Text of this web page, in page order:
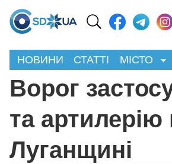
НОВИНИ СТАТТІ МІСТО
Ворог
та артилерію
Луганщині